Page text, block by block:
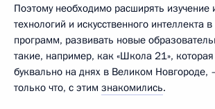
Поэтому необходимо расширять
технологий и искусственного интеллекта
программ, развивать новые
такие, например, как «Школа 21»,
буквально на днях в Великом Новгороде,
только что, с этим знакомились.